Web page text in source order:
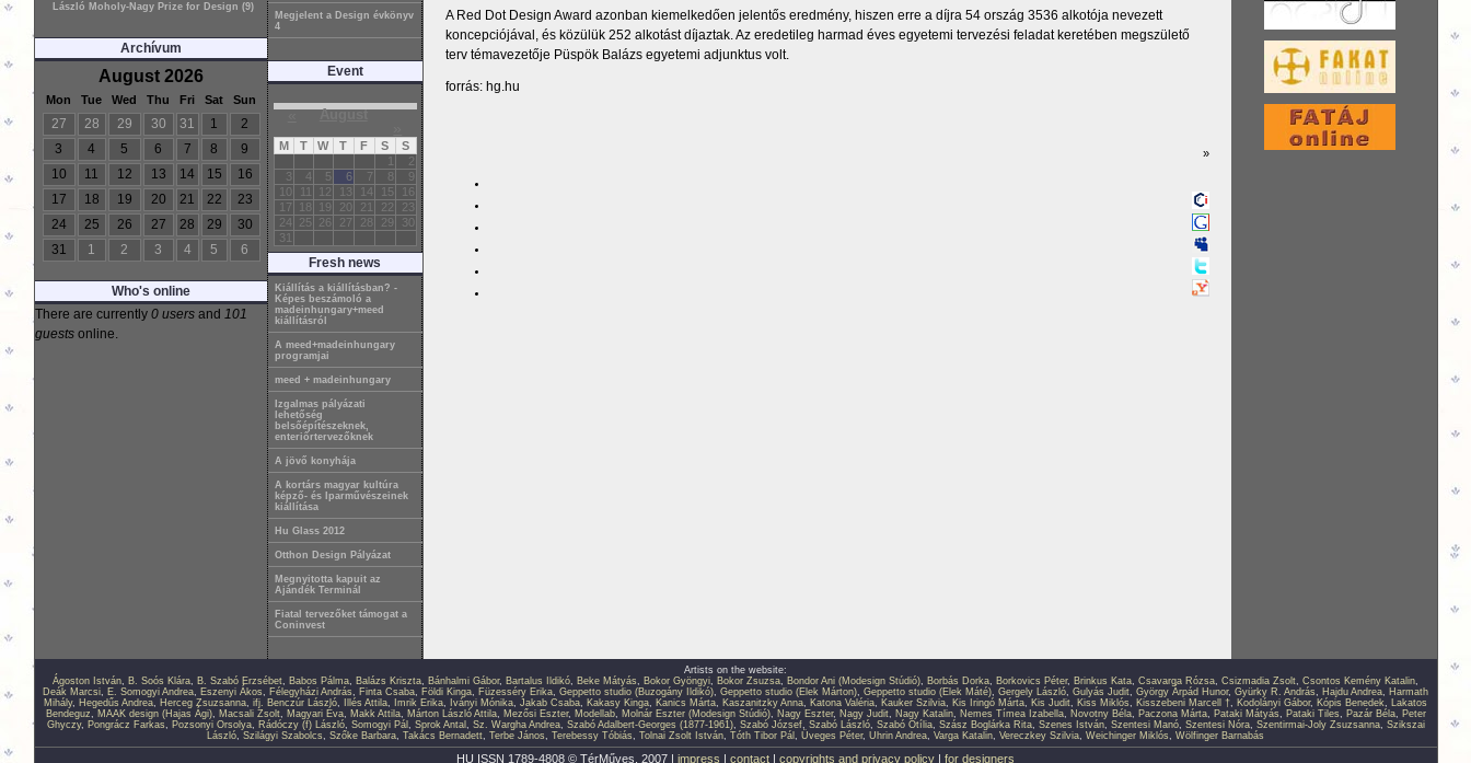
László Moholy-Nagy Prize for Design (9)
Archívum
August 2026
Mon Tue Wed Thu Fri Sat Sun
27 28 29 30 31 1
2
3
4 5 6 7 8
9
10
11 12 13 14 15
16
17
18 19 20 21 22
23
24
25 26 27 28 29
30
31
1 2 3 4 5 6
Who's online
There are currently 0 usersand 101
guestsonline.
Megjelent a Design évkönyv
4
Event
« August
M T W T F S
S
1
2
3
4 5 6 7 8
9
10
11 12 13 14 15
16
17
18 19 20 21 22
23
24
25 26 27 28 29
30
31
Fresh news
Kiállítás a kiállításban? -
Képes beszámoló a
madeinhungary+meed
kiállításról
A meed+madeinhungary
programjai
meed + madeinhungary
Izgalmas pályázati
lehetőség
belsőépítészeknek,
enteriőrtervezőknek
A jövő konyhája
A kortárs magyar kultúra
képző- és Iparművészeinek
kiállítása
Hu Glass 2012
Otthon Design Pályázat
Megnyitotta kapuit az
Ajándék Terminál
Fiatal tervezőket támogat a
Coninvest
A Red Dot Design Award azonban kiemelkedően jelentős eredmény, hiszen erre a díjra 54 ország 3536 alkotója nevezett
koncepciójával, és közülük 252 alkotást díjaztak. Az eredetileg harmad éves egyetemi tervezési feladat keretében megszülető
terv témavezetője Püspök Balázs egyetemi adjunktus volt.
forrás: hg.hu
»
Artists on the website:
Ágoston István, B. Soós Klára, B. Szabó Erzsébet, Babos Pálma, Balázs Kriszta, Bánhalmi Gábor, Bartalus Ildikó, Beke Mátyás, Bokor Gyöngyi, Bokor Zsuzsa, Bondor Ani (Modesign Stúdió), Borbás Dorka, Borkovics Péter, Brinkus Kata, Csavarga Rózsa, Csizmadia Zsolt, Csontos Kemény Katalin,
Deák Marcsi, E. Somogyi Andrea, Eszenyi Ákos, Félegyházi András, Finta Csaba, Földi Kinga, Füzesséry Erika, Geppetto studio (Buzogány Ildikó), Geppetto studio (Elek Márton), Geppetto studio (Elek Máté), Gergely László, Gulyás Judit, György Árpád Hunor, Gyürky R. András, Hajdu Andrea, Harmath
Mihály, Hegedűs Andrea, Herceg Zsuzsanna, ifj. Benczúr László, Illés Attila, Imrik Erika, Iványi Mónika, Jakab Csaba, Kakasy Kinga, Kanics Márta, Kaszanitzky Anna, Katona Valéria, Kauker Szilvia, Kis Iringó Márta, Kis Judit, Kiss Miklós, Kisszebeni Marcell †, Kodolányi Gábor, Kópis Benedek, Lakatos
Bendeguz, MAAK design (Hajas Ági), Macsali Zsolt, Magyari Éva, Makk Attila, Márton László Attila, Mezősi Eszter, Modellab, Molnár Eszter (Modesign Stúdió), Nagy Eszter, Nagy Judit, Nagy Katalin, Nemes Tímea Izabella, Novotny Béla, Paczona Márta, Pataki Mátyás, Pataki Tiles, Pazár Béla, Peter
Ghyczy, Pongrácz Farkas, Pozsonyi Orsolya, Rádóczy (f) László, Somogyi Pál , Sprok Antal , Sz. Wargha Andrea, Szabó Adalbert-Georges (1877-1961), Szabó József, Szabó László, Szabó Otília, Szász Boglárka Rita, Szenes István, Szentesi Manó, Szentesi Nóra, Szentirmai-Joly Zsuzsanna, Szikszai
László, Szilágyi Szabolcs, Szőke Barbara, Takács Bernadett, Terbe János, Terebessy Tóbiás, Tolnai Zsolt István, Tóth Tibor Pál , Üveges Péter, Uhrin Andrea, Varga Katalin, Vereczkey Szilvia, Weichinger Miklós, Wölfinger Barnabás
HU ISSN 1789-4808 © TérMűves, 2007 | impress | contact | copyrights and privacy policy | for designers